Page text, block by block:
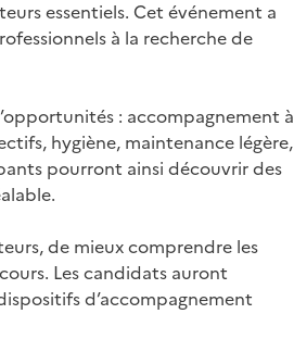
essentiels. Cet événement a
à la recherche de
: accompagnement à
hygiène, maintenance légère,
pourront ainsi découvrir des
de mieux comprendre les
Les candidats auront
d’accompagnement